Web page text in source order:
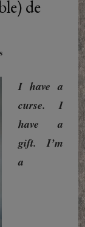
de
sur
(Insaisissable)
Tahereh
I have a
curse.I
have a
gift.I’m
a